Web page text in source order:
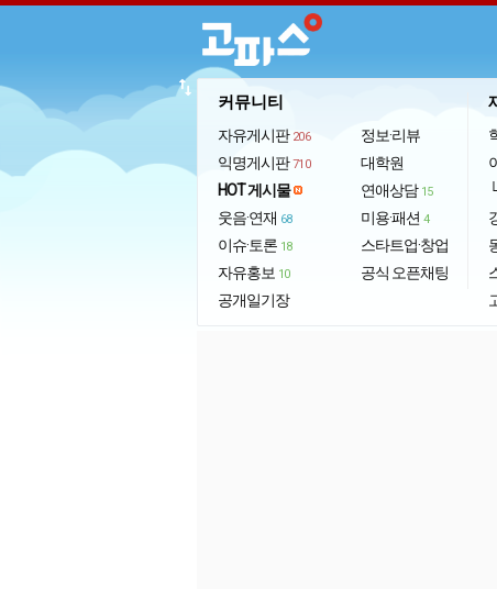
커뮤니티
자유게시판 206
익명게시판 710
HOT 게시물
웃음·연재 68
이슈·토론 18
자유홍보 10
공개일기장
정보·리뷰
대학원
연애상담 15
미용·패션 4
스타트업·창업
공식 오픈채팅
import_export